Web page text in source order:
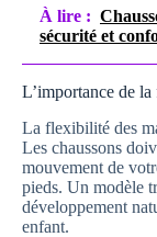
À lire :
sécurité et
L’importance de
La flexibilité des
Les chaussons
mouvement de
pieds. Un modèle
développement
enfant.